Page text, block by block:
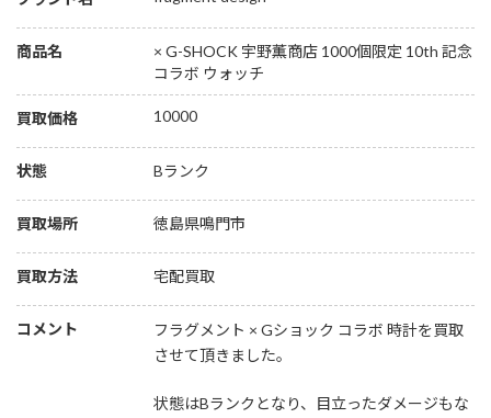
商品名
× G-SHOCK 宇野薫商店 1000個限定 10th 記念
コラボ ウォッチ
買取価格 10000
状態 Bランク
買取場所 徳島県鳴門市
買取方法 宅配買取
コメント
フラグメント × Gショック コラボ 時計を買取
させて頂きました。
状態はBランクとなり、目立ったダメージもな